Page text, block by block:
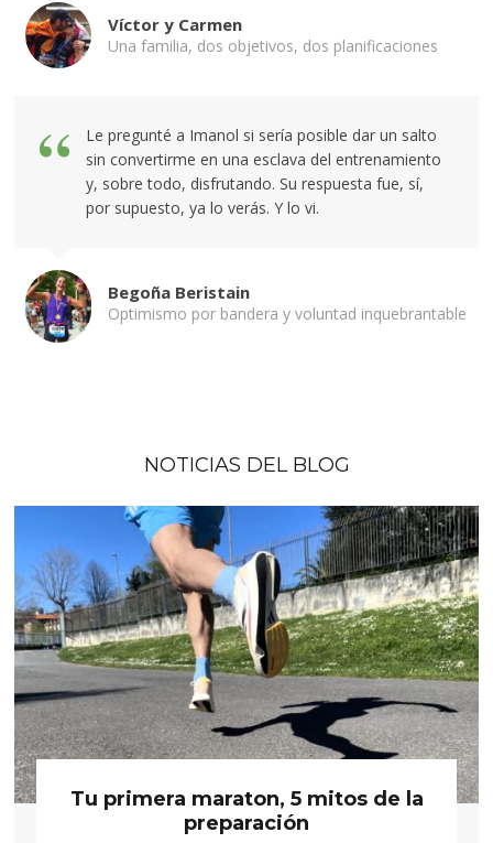
Víctor y Carmen
Una familia, dos objetivos, dos planificaciones
Le pregunté a Imanol si sería posible dar un salto
sin convertirme en una esclava del entrenamiento
y, sobre todo, disfrutando. Su respuesta fue, sí,
por supuesto, ya lo verás. Y lo vi.
Begoña Beristain
Optimismo por bandera y voluntad inquebrantable
NOTICIAS DEL BLOG
Tu primera maraton, 5 mitos de la
preparación